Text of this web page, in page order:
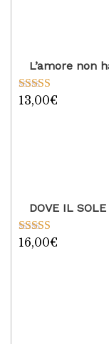
L’amore non
Valutato
13,00€
DOVE IL
Valutato
16,00€